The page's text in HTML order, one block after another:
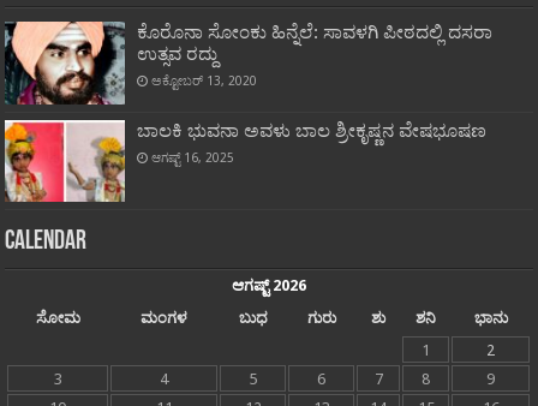
ಕೊರೊನಾ ಸೋಂಕು ಹಿನ್ನೆಲೆ: ಸಾವಳಗಿ ಪೀಠದಲ್ಲಿ ದಸರಾ
ಉತ್ಸವ ರದ್ದು
ಅಕ್ಟೋಬರ್ 13, 2020
ಬಾಲಕಿ ಭುವನಾ ಅವಳು ಬಾಲ ಶ್ರೀಕೃಷ್ಣನ ವೇಷಭೂಷಣ
ಆಗಷ್ಟ್ 16, 2025
Calendar
ಆಗಷ್ಟ್ 2026
ಸೋಮ
ಮಂಗಳ ಬುಧ ಗುರು ಶು ಶನಿ
ಭಾನು
1
2
3
4 5 6 7 8
9